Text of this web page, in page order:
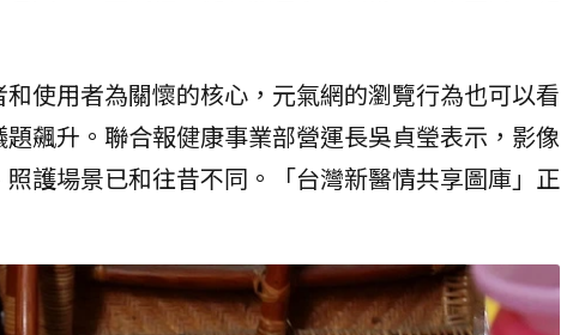
使用者為關懷的核心，元氣網的瀏覽行為也可以看
飆升。聯合報健康事業部營運長吳貞瑩表示，影像
護場景已和往昔不同。「台灣新醫情共享圖庫」正